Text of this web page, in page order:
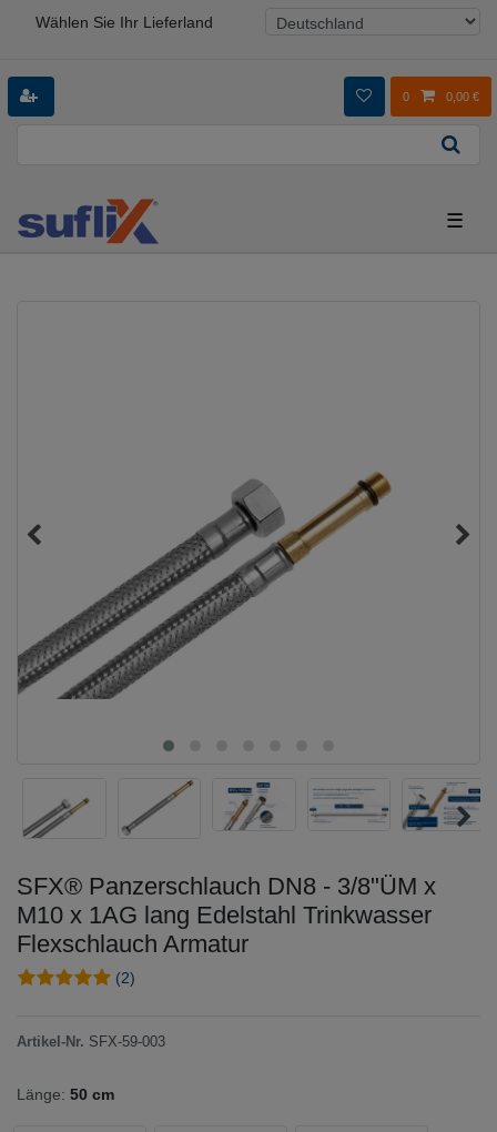
Wählen Sie Ihr Lieferland
0 0,00 €
☰
SFX® Panzerschlauch DN8 - 3/8"ÜM x
M10 x 1AG lang Edelstahl Trinkwasser
Flexschlauch Armatur
(2)
Artikel-Nr. SFX-59-003
Länge: 50 cm